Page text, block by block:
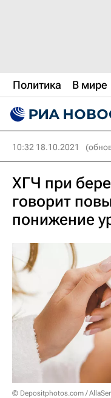
Политика В мире
10:32 18.10.2021
ХГЧ при
говорит
понижение
© Depositphotos.com /